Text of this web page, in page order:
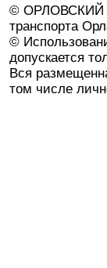
© ОРЛОВСКИЙ
транспорта
©
допускается
Вся
том числе